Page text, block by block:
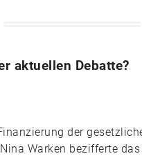
aktuellen Debatte?
der
Warken bezifferte